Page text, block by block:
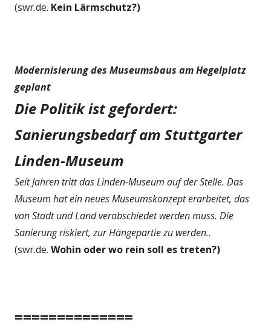
(swr.de. Kein Lärmschutz?)
Modernisierung des Museumsbaus am Hegelplatz
geplant
Die Politik ist gefordert:
Sanierungsbedarf am Stuttgarter
Linden-Museum
Seit Jahren tritt das Linden-Museum auf der Stelle. Das
Museum hat ein neues Museumskonzept erarbeitet, das
von Stadt und Land verabschiedet werden muss. Die
Sanierung riskiert, zur Hängepartie zu werden..
(swr.de. Wohin oder wo rein soll es treten?)
==============